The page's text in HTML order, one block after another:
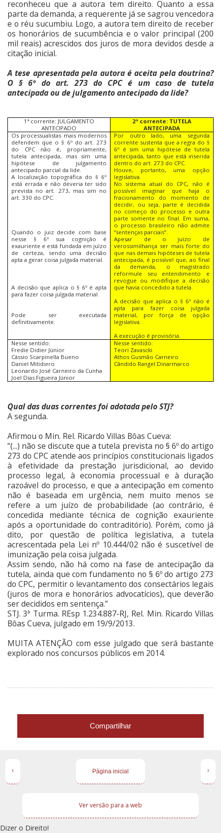
reconheceu que a autora tem direito. Quanto a essa
parte da demanda, a requerente já se sagrou vencedora
e o réu sucumbiu. Logo, a autora tem direito de receber
os honorários de sucumbência e o valor principal (200
mil reais) acrescidos dos juros de mora devidos desde a
citação inicial.
A tese apresentada pela autora é aceita pela doutrina?
O § 6º do art. 273 do CPC é um caso de tutela
antecipada ou de julgamento antecipado da lide?
1ª corrente: JULGAMENTO
ANTECIPADO
2ª corrente: TUTELA
ANTECIPADA
Os processualistas mais modernos
defendem que o § 6º do art. 273
do CPC não é, propriamente,
tutela antecipada, mas sim uma
hipótese de julgamento
antecipado parcial da lide.
A localização topográfica do § 6º
está errada e não deveria ter sido
prevista no art. 273, mas sim no
art. 330 do CPC.
Quando o juiz decide com base
nesse § 6º sua cognição é
exauriente e está fundada em juízo
de certeza, sendo uma decisão
apta a gerar coisa julgada material.
A decisão que aplica o § 6º é apta
para fazer coisa julgada material.
Pode ser executada
definitivamente.
Por outro lado, uma segunda
corrente sustenta que a regra do §
6º é sim uma hipótese de tutela
antecipada, tanto que está inserida
dentro do art. 273 do CPC.
Houve, portanto, uma opção
legislativa.
No sistema atual do CPC, não é
possível imaginar que haja o
fracionamento do momento de
decidir, ou seja, parte é decidida
no começo do processo e outra
parte somente no final. Em suma,
o processo brasileiro não admite
“sentenças parciais”.
Apesar de o juízo de
verossimilhança ser mais forte do
que nas demais hipóteses de tutela
antecipada, é possível que, ao final
da demanda, o magistrado
reformule seu entendimento e
revogue ou modifique a decisão
que havia concedido a tutela.
A decisão que aplica o § 6º não é
apta para fazer coisa julgada
material, por força de opção
legislativa.
A execução é provisória.
Nesse sentido:
Fredie Didier Júnior
Cássio Scarpinella Bueno
Daniel Mitidiero
Leonardo José Carneiro da Cunha
Joel Dias Figueira Júnior
Nesse sentido:
Teori Zavascki
Athos Gusmão Carneiro
Cândido Rangel Dinarmarco
Qual das duas correntes foi adotada pelo STJ?
A segunda.
Afirmou o Min. Rel. Ricardo Villas Bôas Cueva:
“(...) não se discute que a tutela prevista no § 6º do artigo
273 do CPC atende aos princípios constitucionais ligados
à efetividade da prestação jurisdicional, ao devido
processo legal, à economia processual e à duração
razoável do processo, e que a antecipação em comento
não é baseada em urgência, nem muito menos se
refere a um juízo de probabilidade (ao contrário, é
concedida mediante técnica de cognição exauriente
após a oportunidade do contraditório). Porém, como já
dito, por questão de política legislativa, a tutela
acrescentada pela Lei nº 10.444/02 não é suscetível de
imunização pela coisa julgada.
Assim sendo, não há como na fase de antecipação da
tutela, ainda que com fundamento no § 6º do artigo 273
do CPC, permitir o levantamento dos consectários legais
(juros de mora e honorários advocatícios), que deverão
ser decididos em sentença.”
STJ. 3ª Turma. REsp 1.234.887-RJ, Rel. Min. Ricardo Villas
Bôas Cueva, julgado em 19/9/2013.
MUITA ATENÇÃO com esse julgado que será bastante
explorado nos concursos públicos em 2014.
Compartilhar
‹ ›
Página inicial
Ver versão para a web
Dizer o Direito!